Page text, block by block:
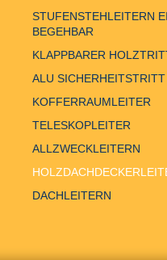
STUFENSTEHLEITERN
BEGEHBAR
KLAPPBARER
ALU SICHERHEITSTRITT
KOFFERRAUMLEITER
TELESKOPLEITER
ALLZWECKLEITERN
DACHLEITERN